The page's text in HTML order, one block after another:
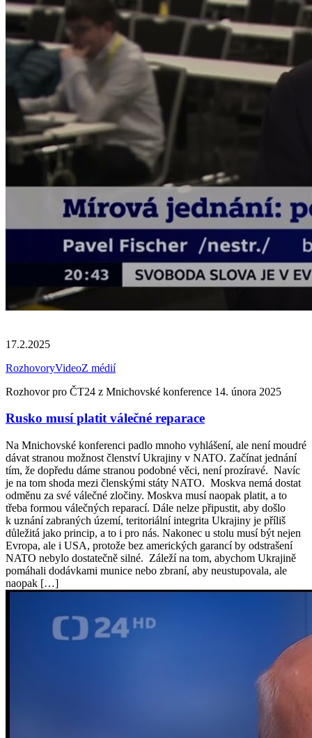
17.2.2025
RozhovoryVideoZ médií
Rozhovor pro ČT24 z Mnichovské konference 14. února 2025
Rusko musí platit válečné reparace
Na Mnichovské konferenci padlo mnoho vyhlášení, ale není moudré
dávat stranou možnost členství Ukrajiny v NATO. Začínat jednání
tím, že dopředu dáme stranou podobné věci, není prozíravé. Navíc
je na tom shoda mezi členskými státy NATO. Moskva nemá dostat
odměnu za své válečné zločiny. Moskva musí naopak platit, a to
třeba formou válečných reparací. Dále nelze připustit, aby došlo
k uznání zabraných území, teritoriální integrita Ukrajiny je příliš
důležitá jako princip, a to i pro nás. Nakonec u stolu musí být nejen
Evropa, ale i USA, protože bez amerických garancí by odstrašení
NATO nebylo dostatečně silné. Záleží na tom, abychom Ukrajině
pomáhali dodávkami munice nebo zbraní, aby neustupovala, ale
naopak […]